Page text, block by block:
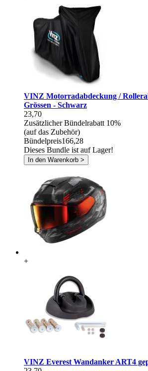
VINZ Motorradabdeckung /
Grössen - Schwarz
23,70
Zusätzlicher Bündelrabatt 10%
(auf das Zubehör)
Bündelpreis166,28
Dieses Bundle ist auf Lager!
In den Warenkorb >
+
VINZ Everest Wandanker ART4